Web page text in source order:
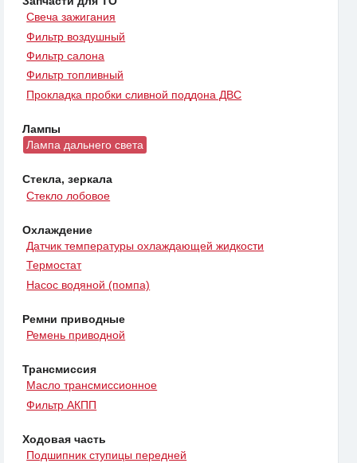
Свеча зажигания
Фильтр воздушный
Фильтр салона
Фильтр топливный
Прокладка пробки сливной поддона ДВС
Лампы
Лампа дальнего света
Стекла, зеркала
Стекло лобовое
Охлаждение
Датчик температуры охлаждающей жидкости
Термостат
Насос водяной (помпа)
Ремни приводные
Ремень приводной
Трансмиссия
Масло трансмиссионное
Фильтр АКПП
Ходовая часть
Подшипник ступицы передней